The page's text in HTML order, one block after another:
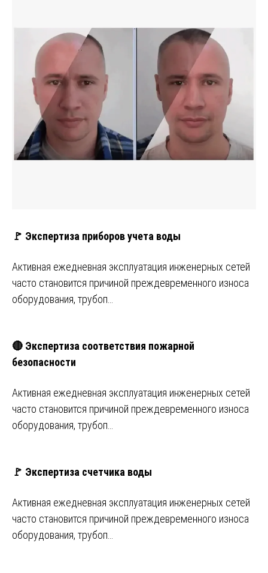
🚩 Экспертиза приборов учета воды
Активная ежедневная эксплуатация инженерных сетей
часто становится причиной преждевременного износа
оборудования, трубоп…
🔴 Экспертиза соответствия пожарной
безопасности
Активная ежедневная эксплуатация инженерных сетей
часто становится причиной преждевременного износа
оборудования, трубоп…
🚩 Экспертиза счетчика воды
Активная ежедневная эксплуатация инженерных сетей
часто становится причиной преждевременного износа
оборудования, трубоп…